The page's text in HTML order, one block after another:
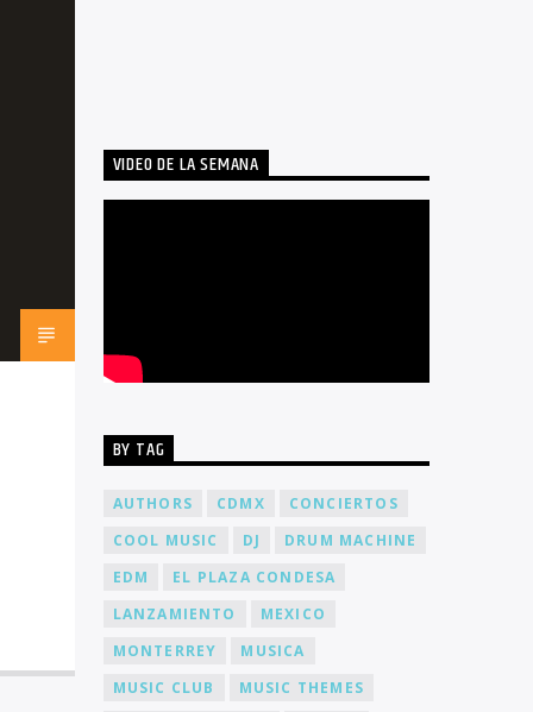
VIDEO DE LA SEMANA
BY TAG
AUTHORS CDMX
CONCIERTOS
COOL MUSIC
DJ
DRUM MACHINE
EDM
EL PLAZA CONDESA
LANZAMIENTO
MEXICO
MONTERREY
MUSICA
MUSIC CLUB
MUSIC THEMES